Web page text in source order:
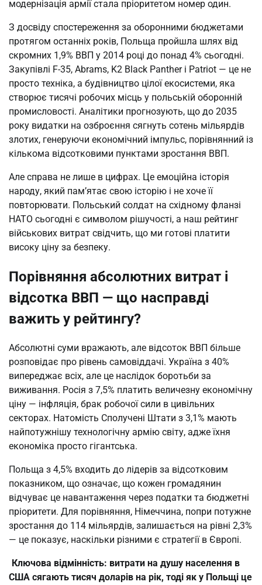
модернізація армії стала пріоритетом номер один.
З досвіду спостереження за оборонними бюджетами
протягом останніх років, Польща пройшла шлях від
скромних 1,9% ВВП у 2014 році до понад 4% сьогодні.
Закупівлі F-35, Abrams, K2 Black Panther і Patriot — це не
просто техніка, а будівництво цілої екосистеми, яка
створює тисячі робочих місць у польській оборонній
промисловості. Аналітики прогнозують, що до 2035
року видатки на озброєння сягнуть сотень мільярдів
злотих, генеруючи економічний імпульс, порівнянний із
кількома відсотковими пунктами зростання ВВП.
Але справа не лише в цифрах. Це емоційна історія
народу, який пам’ятає свою історію і не хоче її
повторювати. Польський солдат на східному фланзі
НАТО сьогодні є символом рішучості, а наш рейтинг
військових витрат свідчить, що ми готові платити
високу ціну за безпеку.
Порівняння абсолютних витрат і
відсотка ВВП — що насправді
важить у рейтингу?
Абсолютні суми вражають, але відсоток ВВП більше
розповідає про рівень самовіддачі. Україна з 40%
випереджає всіх, але це наслідок боротьби за
виживання. Росія з 7,5% платить величезну економічну
ціну — інфляція, брак робочої сили в цивільних
секторах. Натомість Сполучені Штати з 3,1% мають
найпотужнішу технологічну армію світу, адже їхня
економіка просто гігантська.
Польща з 4,5% входить до лідерів за відсотковим
показником, що означає, що кожен громадянин
відчуває це навантаження через податки та бюджетні
пріоритети. Для порівняння, Німеччина, попри потужне
зростання до 114 мільярдів, залишається на рівні 2,3%
— це показує, наскільки різними є стратегії в Європі.
Ключова відмінність: витрати на душу населення в
США сягають тисяч доларів на рік, тоді як у Польщі це